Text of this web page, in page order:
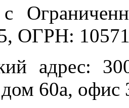
ОГРН:
адрес:
60а, офис